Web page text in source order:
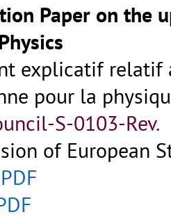
Paper on the
explicatif relatif
pour la
S-0103-Rev.
of European
PDF